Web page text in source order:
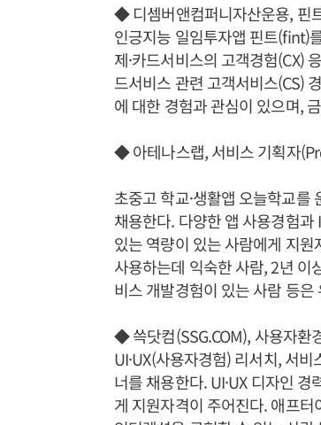
◆ 디셈버앤컴퍼니자산운용, 핀
인긍지능 일임투자앱 핀트(fint)
제·카드서비스의 고객경험(CX)
드서비스 관련 고객서비스(CS)
에 대한 경험과 관심이 있으며,
◆ 아테나스랩, 서비스 기획자
초중고 학교·생활앱 오늘학교
채용한다. 다양한 앱 사용경험
있는 역량이 있는 사람에게 지
사용하는데 익숙한 사람, 2년 이
비스 개발경험이 있는 사람 등
◆ 쓱닷컴(SSG.COM), 사용자환
UI·UX(사용자경험) 리서치, 서
너를 채용한다. UI·UX 디자인
게 지원자격이 주어진다. 애프